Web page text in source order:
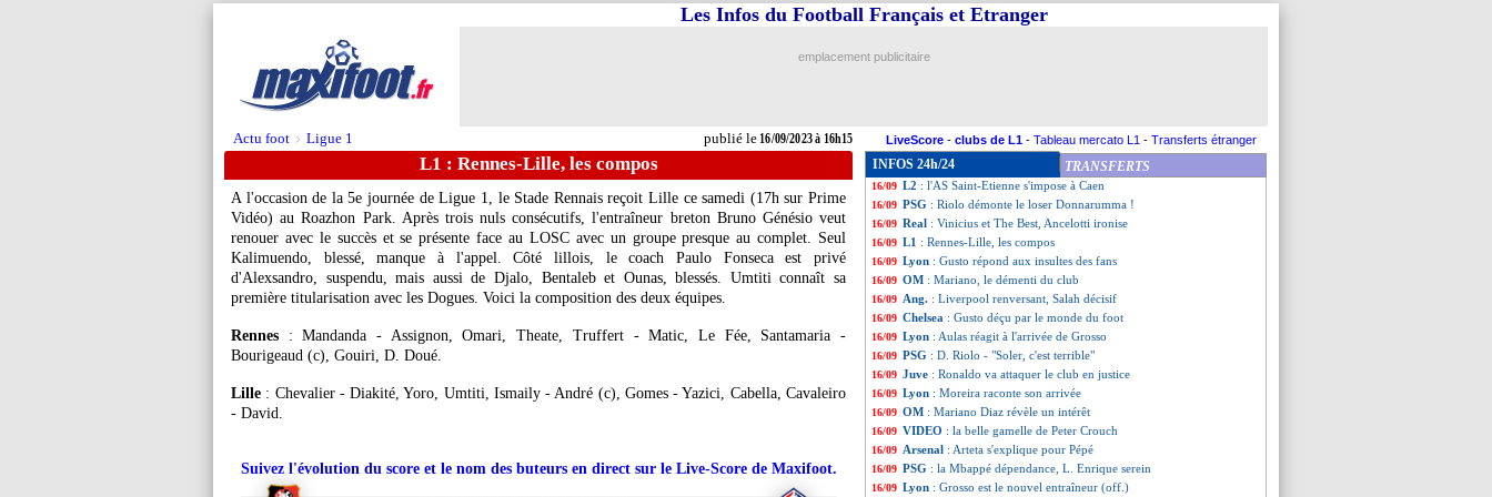
Actu foot > Ligue 1 publié le16/09/2023 à 16h15
Les Infos du Football Français et Etranger
emplacement publicitaire
LiveScore - clubs de L1 - Tableau mercato L1 - Transferts étranger
L1 : Rennes-Lille, les compos
A l'occasion de la 5e journée de Ligue 1, le Stade Rennais reçoit Lille ce samedi (17h sur Prime
Vidéo) au Roazhon Park. Après trois nuls consécutifs, l'entraîneur breton Bruno Génésio veut
renouer avec le succès et se présente face au LOSC avec un groupe presque au complet. Seul
Kalimuendo, blessé, manque à l'appel. Côté lillois, le coach Paulo Fonseca est privé
d'Alexsandro, suspendu, mais aussi de Djalo, Bentaleb et Ounas, blessés. Umtiti connaît sa
première titularisation avec les Dogues. Voici la composition des deux équipes.
Rennes : Mandanda - Assignon, Omari, Theate, Truffert - Matic, Le Fée, Santamaria -
Bourigeaud (c), Gouiri, D. Doué.
Lille : Chevalier - Diakité, Yoro, Umtiti, Ismaily - André (c), Gomes - Yazici, Cabella, Cavaleiro
- David.
Suivez l'évolution du score et le nom des buteurs en direct sur le Live-Score de Maxifoot.
INFOS 24h/24 TRANSFERTS
16/09 VIDEO : le missile de Thuram contre Milan !
16/09 Esp.: l'Atletico coule à Valence...
16/09 Real: Bellingham, Ferdinand voit très grand
16/09 Ita.: Vlahovic porte la Juve contre la Lazio
16/09 L2 : l'AS Saint-Etienne s'impose à Caen
16/09 PSG : Riolo démonte le loser Donnarumma !
16/09 Real : Vinicius et The Best, Ancelotti ironise
16/09 L1 : Rennes-Lille, les compos
16/09 Lyon : Gusto répond aux insultes des fans
16/09 OM : Mariano, le démenti du club
16/09 Ang. : Liverpool renversant, Salah décisif
16/09 Chelsea : Gusto déçu par le monde du foot
16/09 Lyon : Aulas réagit à l'arrivée de Grosso
16/09 PSG : D. Riolo - "Soler, c'est terrible"
16/09 Juve : Ronaldo va attaquer le club en justice
16/09 Lyon : Moreira raconte son arrivée
16/09 OM : Mariano Diaz révèle un intérêt
16/09 VIDEO : la belle gamelle de Peter Crouch
16/09 Arsenal : Arteta s'explique pour Pépé
16/09 PSG : la Mbappé dépendance, L. Enrique serein
16/09 Lyon : Grosso est le nouvel entraîneur (off.)